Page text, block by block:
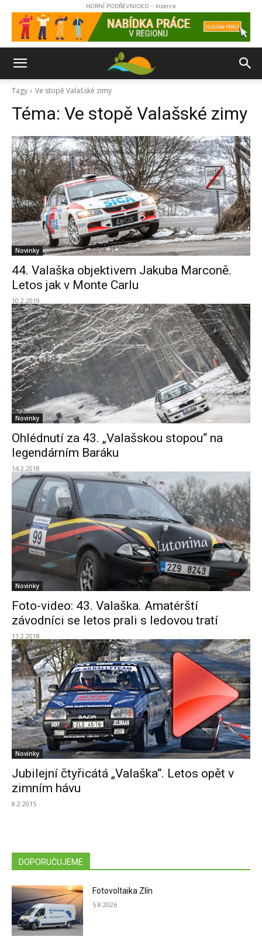
HORNÍ PODŘEVNICKO - inzerce
Tagy Ve stopě Valašské zimy
Téma: Ve stopě Valašské zimy
Novinky
44. Valaška objektivem Jakuba Marconě.
Letos jak v Monte Carlu
10.2.2019
Novinky
Ohlédnutí za 43. „Valašskou stopou“ na
legendárním Baráku
14.2.2018
Novinky
Foto-video: 43. Valaška. Amatérští
závodníci se letos prali s ledovou tratí
11.2.2018
Novinky
Jubilejní čtyřicátá „Valaška“. Letos opět v
zimním hávu
8.2.2015
DOPORUČUJEME
Fotovoltaika Zlín
5.8.2026